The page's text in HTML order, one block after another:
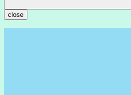
close